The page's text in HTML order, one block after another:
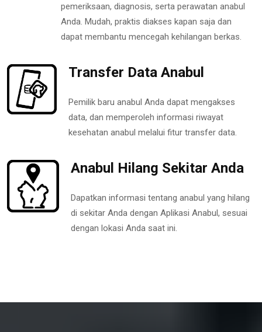
pemeriksaan, diagnosis, serta perawatan anabul
Anda. Mudah, praktis diakses kapan saja dan
dapat membantu mencegah kehilangan berkas.
Transfer Data Anabul
Pemilik baru anabul Anda dapat mengakses
data, dan memperoleh informasi riwayat
kesehatan anabul melalui fitur transfer data.
Anabul Hilang Sekitar Anda
Dapatkan informasi tentang anabul yang hilang
di sekitar Anda dengan Aplikasi Anabul, sesuai
dengan lokasi Anda saat ini.